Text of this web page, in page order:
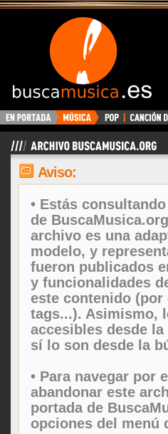
Aviso:
• Estás
de
archivo es una
modelo, y
fueron publicados
y funcionalidades
este contenido
tags...). Asimismo,
accesibles desde
sí lo son desde la
• Para navegar por
abandonar este
portada de
opciones del menú